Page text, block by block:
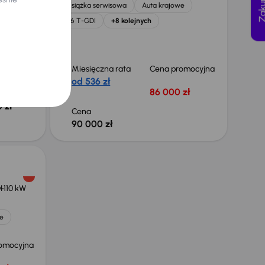
zł
Książka serwisowa
Auta krajowe
1.6 T-GDI
+8 kolejnych
Miesięczna rata
od 536 zł
Cena promocyjna
86 000 zł
Cena
90 000 zł
110 kW